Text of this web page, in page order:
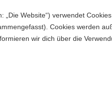
„Die Website“) verwendet
Cookies werden
wir dich über die